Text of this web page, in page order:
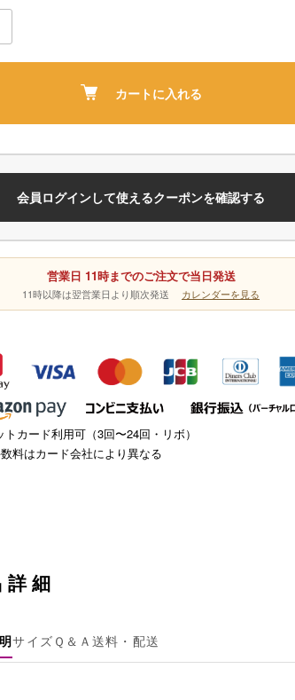
カートに入れる
会員ログインして使えるクーポンを確認する
営業日 11時までのご注文で当日発送
11時以降は翌営業日より順次発送 カレンダーを見る
トカード利用可（3回〜24回・リボ）
料はカード会社により異なる
細
サイズ Ｑ＆Ａ送料・配送